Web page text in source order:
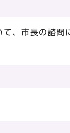
、市長の諮